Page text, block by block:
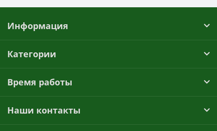
Информация
Категории
Время работы
Наши контакты